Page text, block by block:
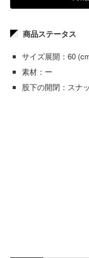
商品ステータス
サイズ展開：60
素材：ー
股下の開閉：スナ